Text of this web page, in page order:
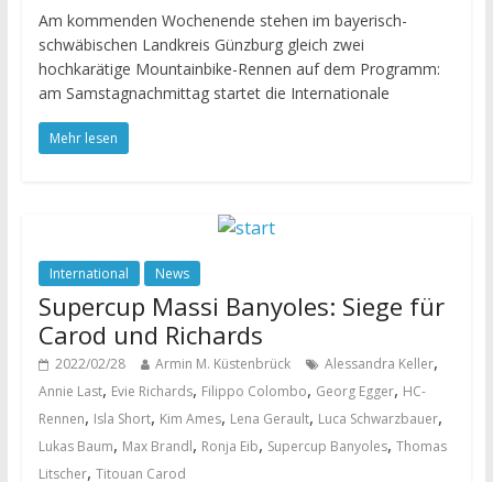
Am kommenden Wochenende stehen im bayerisch-
schwäbischen Landkreis Günzburg gleich zwei
hochkarätige Mountainbike-Rennen auf dem Programm:
am Samstagnachmittag startet die Internationale
Mehr lesen
International News
Supercup Massi Banyoles: Siege für
Carod und Richards
2022/02/28 Armin M. Küstenbrück Alessandra Keller,
Annie Last, Evie Richards, Filippo Colombo, Georg Egger, HC-
Rennen, Isla Short, Kim Ames, Lena Gerault, Luca Schwarzbauer,
Lukas Baum, Max Brandl, Ronja Eib, Supercup Banyoles, Thomas
Litscher, Titouan Carod